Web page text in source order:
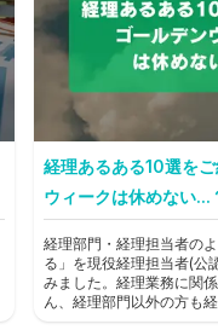
経理あるある10選を
ウィークは休めない...
経理部門・経理担当者の
る」を現役経理担当者(公
みました。経理業務に関
ん、経理部門以外の方も